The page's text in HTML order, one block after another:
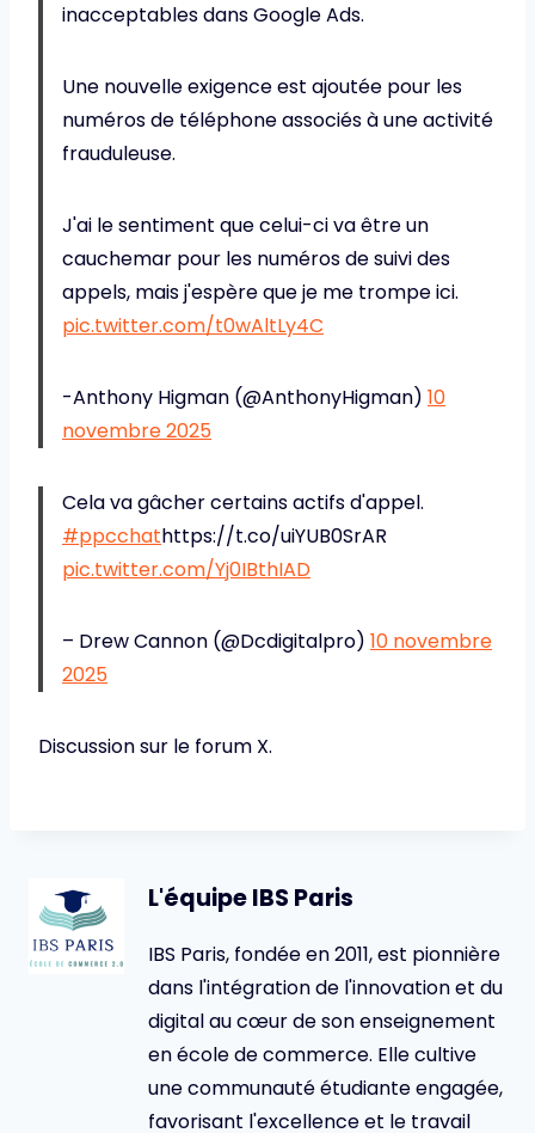
inacceptables dans Google Ads.
Une nouvelle exigence est ajoutée pour les
numéros de téléphone associés à une activité
frauduleuse.
J'ai le sentiment que celui-ci va être un
cauchemar pour les numéros de suivi des
appels, mais j'espère que je me trompe ici.
pic.twitter.com/t0wAltLy4C
-Anthony Higman (@AnthonyHigman) 10
novembre 2025
Cela va gâcher certains actifs d'appel.
#ppcchathttps://t.co/uiYUB0SrAR
pic.twitter.com/Yj0IBthIAD
– Drew Cannon (@Dcdigitalpro) 10 novembre
2025
Discussion sur le forum X.
L'équipe IBS Paris
IBS Paris, fondée en 2011, est pionnière
dans l'intégration de l'innovation et du
digital au cœur de son enseignement
en école de commerce. Elle cultive
une communauté étudiante engagée,
favorisant l'excellence et le travail